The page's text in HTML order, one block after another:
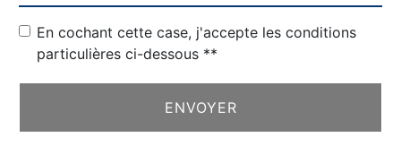
En cochant cette case, j'accepte les conditions
particulières ci-dessous **
ENVOYER